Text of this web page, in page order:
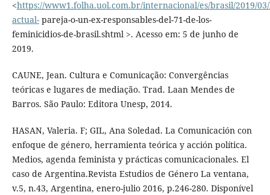
<https://www1.folha.uol.com.br/internacional/es/brasil/2019/
actual-pareja-o-un-ex-responsables-del-71-de-los-
feminicidios-de-brasil.shtml >. Acesso em: 5 de junho de
2019.
CAUNE, Jean. Cultura e Comunicação: Convergências
teóricas e lugares de mediação. Trad. Laan Mendes de
Barros. São Paulo: Editora Unesp, 2014.
HASAN, Valeria. F; GIL, Ana Soledad. La Comunicación con
enfoque de género, herramienta teórica y acción política.
Medios, agenda feminista y prácticas comunicacionales. El
caso de Argentina.Revista Estudios de Género La ventana,
v.5, n.43, Argentina, enero-julio 2016, p.246-280. Disponível